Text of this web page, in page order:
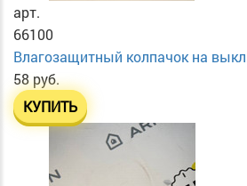
арт.
66100
Влагозащитный колпачок на
58 руб.
КУПИТЬ